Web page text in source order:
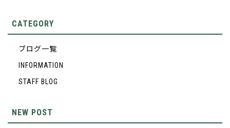
CATEGORY
ブログ一覧
INFORMATION
STAFF BLOG
NEW POST